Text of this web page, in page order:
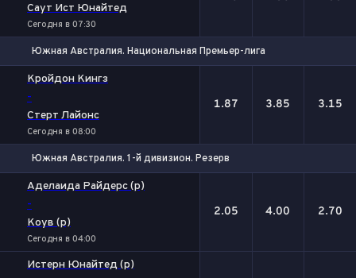
Саут Ист Юнайтед
Сегодня в 07:30
Южная Австралия. Национальная Премьер-лига
Кройдон Кингз
-
Стерт Лайонс
Сегодня в 08:00
1.87 3.85 3.15
Южная Австралия. 1-й дивизион. Резерв
Аделаида Райдерс (р)
-
Коув (р)
Сегодня в 04:00
2.05 4.00 2.70
Истерн Юнайтед (р)